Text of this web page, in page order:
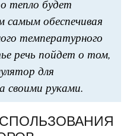
тепло будет
обеспечивая
температурного
речь пойдет о том,
для
своими руками.